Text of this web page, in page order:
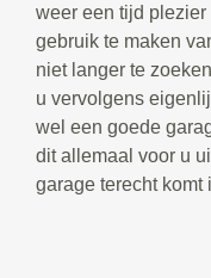
weer een tijd
gebruik te maken
niet langer te
u vervolgens
wel een goede
dit allemaal voor u
garage terecht komt